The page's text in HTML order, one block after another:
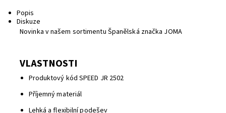
Popis
Diskuze
Novinka v našem sortimentu Španělská značka JOMA
VLASTNOSTI
Produktový kód SPEED JR 2502
Příjemný materiál
Lehká a flexibilní podešev